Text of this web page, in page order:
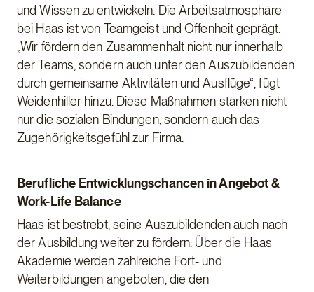
und Wissen zu entwickeln. Die Arbeitsatmosphäre
bei Haas ist von Teamgeist und Offenheit geprägt.
„Wir fördern den Zusammenhalt nicht nur innerhalb
der Teams, sondern auch unter den Auszubildenden
durch gemeinsame Aktivitäten und Ausflüge“, fügt
Weidenhiller hinzu. Diese Maßnahmen stärken nicht
nur die sozialen Bindungen, sondern auch das
Zugehörigkeitsgefühl zur Firma.
Berufliche Entwicklungschancen in Angebot &
Work-Life Balance
Haas ist bestrebt, seine Auszubildenden auch nach
der Ausbildung weiter zu fördern. Über die Haas
Akademie werden zahlreiche Fort- und
Weiterbildungen angeboten, die den